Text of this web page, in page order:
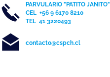
PARVULARIO "PATITO JANITO"
CEL +56 9 6170 8210
TEL 41 3220493
contacto@cspch.cl